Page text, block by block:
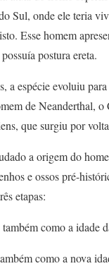
Sul, onde ele teria
Esse homem
postura ereta.
a espécie evoluiu
de Neanderthal, o
que surgiu por
a origem do
e ossos pré-
etapas:
como a idade
como a nova